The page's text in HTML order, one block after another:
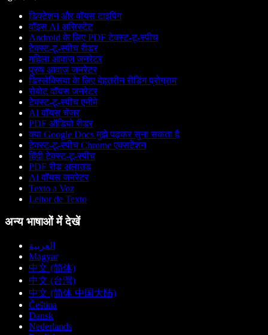
डिक्टेशन और वॉयस टाइपिंग
वॉइस AI असिस्टेंट
Android के लिए PDF टेक्स्ट-टू-स्पीच
टेक्स्ट-टू-स्पीच रीडर
महिला आवाज़ जनरेटर
पुरुष आवाज़ जनरेटर
डिस्लेक्सिया के लिए बेहतरीन रीडिंग प्रोग्राम
रोबोट वॉयस जनरेटर
टेक्स्ट-टू-स्पीच एनीमे
AI वॉयस चेंजर
PDF ऑडियो रीडर
क्या Google Docs मुझे पढ़कर सुना सकता है
टेक्स्ट-टू-स्पीच Chrome एक्सटेंशन
हिंदी टेक्स्ट-टू-स्पीच
PDF रीड अलाउड
AI वॉयस जनरेटर
Texto a Voz
Leitor de Texto
अन्य भाषाओं में देखें
العربية
Magyar
中文 (简体)
中文 (台灣)
中文 (简体 中国大陆)
Čeština
Dansk
Nederlands